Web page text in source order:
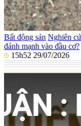
Bất động sản Nghiên
đánh mạnh vào đầu cơ?
15h52 29/07/2026